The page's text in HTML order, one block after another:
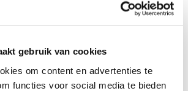
gebruik van cookies
om content en advertenties te
functies voor social media te bieden
steungezin in Papendrecht dat: